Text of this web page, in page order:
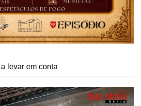
levar em conta